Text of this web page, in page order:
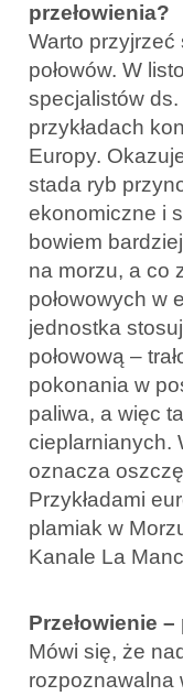
przełowienia?
Warto
połowów. W
specjalistów
przykładach
Europy.
stada ryb
ekonomiczne i
bowiem
na morzu, a co
połowowych w
jednostka
połowową –
pokonania w
paliwa, a więc
cieplarnianych.
oznacza
Przykładami
plamiak w
Kanale La
Przełowienie
Mówi się, że
rozpoznawalna